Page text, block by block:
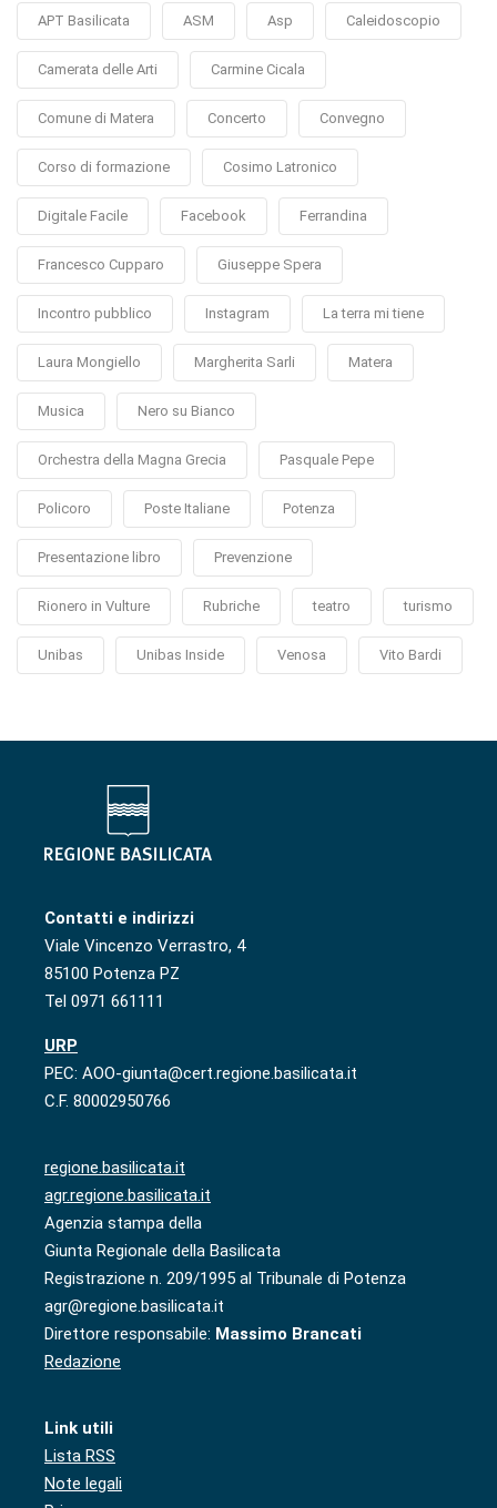
APT Basilicata ASM Asp Caleidoscopio
Camerata delle Arti Carmine Cicala
Comune di Matera Concerto Convegno
Corso di formazione Cosimo Latronico
Digitale Facile Facebook Ferrandina
Francesco Cupparo Giuseppe Spera
Incontro pubblico Instagram La terra mi tiene
Laura Mongiello Margherita Sarli Matera
Musica Nero su Bianco
Orchestra della Magna Grecia Pasquale Pepe
Policoro Poste Italiane Potenza
Presentazione libro Prevenzione
Rionero in Vulture Rubriche teatro turismo
Unibas Unibas Inside Venosa Vito Bardi
Contatti e indirizzi
Viale Vincenzo Verrastro, 4
85100 Potenza PZ
Tel 0971 661111
URP
PEC: AOO-giunta@cert.regione.basilicata.it
C.F. 80002950766
regione.basilicata.it
agr.regione.basilicata.it
Agenzia stampa della
Giunta Regionale della Basilicata
Registrazione n. 209/1995 al Tribunale di Potenza
agr@regione.basilicata.it
Direttore responsabile: Massimo Brancati
Redazione
Link utili
Lista RSS
Note legali